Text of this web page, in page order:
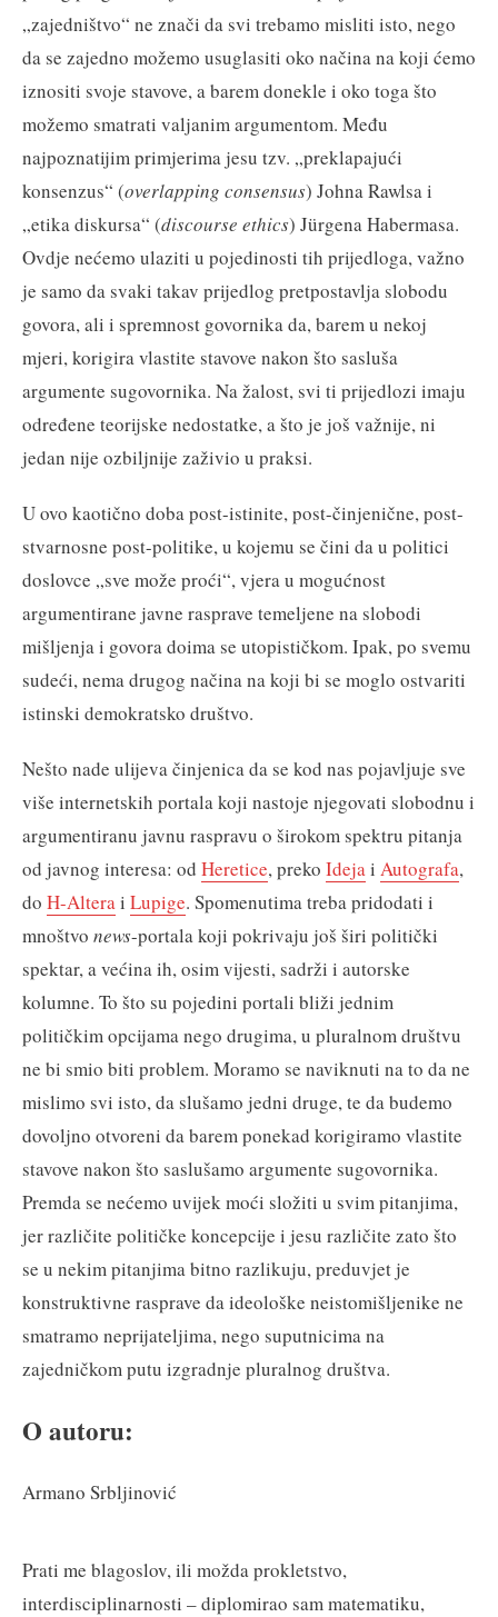
„zajedništvo“ ne znači da svi trebamo misliti isto, nego
da se zajedno možemo usuglasiti oko načina na koji ćemo
iznositi svoje stavove, a barem donekle i oko toga što
možemo smatrati valjanim argumentom. Među
najpoznatijim primjerima jesu tzv. „preklapajući
konsenzus“ (overlapping consensus) Johna Rawlsa i
„etika diskursa“ (discourse ethics) Jürgena Habermasa.
Ovdje nećemo ulaziti u pojedinosti tih prijedloga, važno
je samo da svaki takav prijedlog pretpostavlja slobodu
govora, ali i spremnost govornika da, barem u nekoj
mjeri, korigira vlastite stavove nakon što sasluša
argumente sugovornika. Na žalost, svi ti prijedlozi imaju
određene teorijske nedostatke, a što je još važnije, ni
jedan nije ozbiljnije zaživio u praksi.
U ovo kaotično doba post-istinite, post-činjenične, post-
stvarnosne post-politike, u kojemu se čini da u politici
doslovce „sve može proći“, vjera u mogućnost
argumentirane javne rasprave temeljene na slobodi
mišljenja i govora doima se utopističkom. Ipak, po svemu
sudeći, nema drugog načina na koji bi se moglo ostvariti
istinski demokratsko društvo.
Nešto nade ulijeva činjenica da se kod nas pojavljuje sve
više internetskih portala koji nastoje njegovati slobodnu i
argumentiranu javnu raspravu o širokom spektru pitanja
od javnog interesa: od Heretice, preko Idejai Autografa,
do H-Alterai Lupige. Spomenutima treba pridodati i
mnoštvo news-portala koji pokrivaju još širi politički
spektar, a većina ih, osim vijesti, sadrži i autorske
kolumne. To što su pojedini portali bliži jednim
političkim opcijama nego drugima, u pluralnom društvu
ne bi smio biti problem. Moramo se naviknuti na to da ne
mislimo svi isto, da slušamo jedni druge, te da budemo
dovoljno otvoreni da barem ponekad korigiramo vlastite
stavove nakon što saslušamo argumente sugovornika.
Premda se nećemo uvijek moći složiti u svim pitanjima,
jer različite političke koncepcije i jesu različite zato što
se u nekim pitanjima bitno razlikuju, preduvjet je
konstruktivne rasprave da ideološke neistomišljenike ne
smatramo neprijateljima, nego suputnicima na
zajedničkom putu izgradnje pluralnog društva.
O autoru:
Armano Srbljinović
Prati me blagoslov, ili možda prokletstvo,
interdisciplinarnosti – diplomirao sam matematiku,